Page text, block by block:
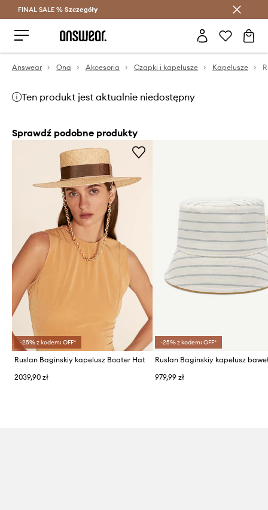
Oszczędzaj z Answear Club >
FINAL SALE % Szczegóły
Answear Ona Akcesoria Czapki i kapelusze Kapelusze
Ten produkt jest aktualnie niedostępny
Sprawdź podobne produkty
-25% z kodem: OFF*
Ruslan Baginskiy kapelusz Boater Hat
2039,90 zł
-25% z kodem: OFF*
979,99 zł